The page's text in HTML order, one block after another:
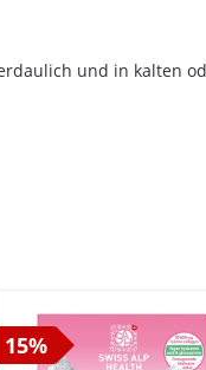
und in kalten
15%